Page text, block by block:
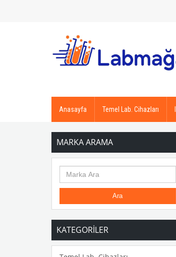
Anasayfa Temel Lab. Cihazları
MARKA ARAMA
Ara
KATEGORİLER